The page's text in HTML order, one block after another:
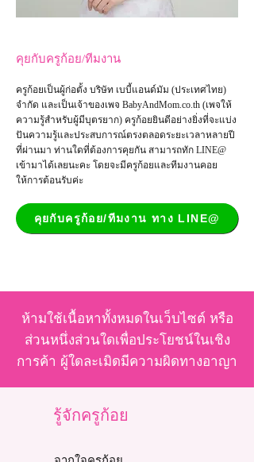
คุยกับครูก้อย/ทีมงาน
ครูก้อยเป็นผู้ก่อตั้ง บริษัท เบบี้แอนด์มัม (ประเทศไทย)
จำกัด และเป็นเจ้าของเพจ BabyAndMom.co.th (เพจให้
ความรู้สำหรับผู้มีบุตรยาก) ครูก้อยยินดีอย่างยิ่งที่จะแบ่ง
ปันความรู้และประสบการณ์ตรงตลอดระยะเวลาหลายปี
ที่ผ่านมา ท่านใดที่ต้องการคุยกัน สามารถทัก LINE@
เข้ามาได้เลยนะคะ โดยจะมีครูก้อยและทีมงานคอย
ให้การต้อนรับค่ะ
คุยกับครูก้อย/ทีมงาน ทาง LINE@
ห้ามใช้เนื้อหาทั้งหมดในเว็บไซต์ หรือ
ส่วนหนึ่งส่วนใดเพื่อประโยชน์ในเชิง
การค้า ผู้ใดละเมิดมีความผิดทางอาญา
รู้จักครูก้อย